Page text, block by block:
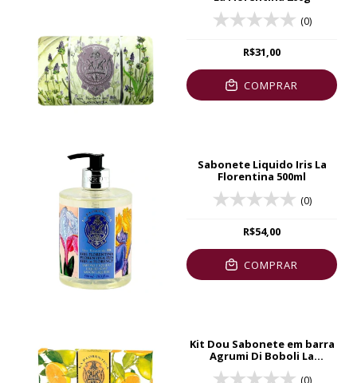
(0)
R$31,00
COMPRAR
Sabonete Liquido Iris La
Florentina 500ml
(0)
R$54,00
COMPRAR
Kit Dou Sabonete em barra
Agrumi Di Boboli La
Florentina